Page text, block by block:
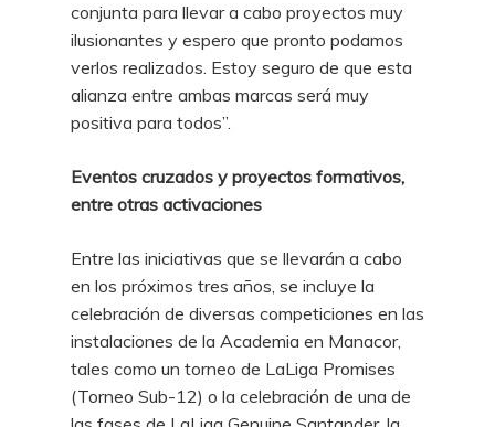
conjunta para llevar a cabo proyectos muy
ilusionantes y espero que pronto podamos
verlos realizados. Estoy seguro de que esta
alianza entre ambas marcas será muy
positiva para todos”.
Eventos cruzados y proyectos formativos,
entre otras activaciones
Entre las iniciativas que se llevarán a cabo
en los próximos tres años, se incluye la
celebración de diversas competiciones en las
instalaciones de la Academia en Manacor,
tales como un torneo de LaLiga Promises
(Torneo Sub-12) o la celebración de una de